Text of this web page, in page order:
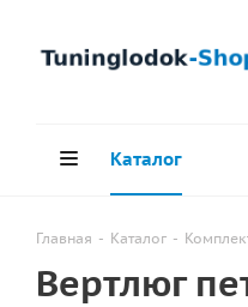
Каталог
Главная - Каталог -
Вертлюг